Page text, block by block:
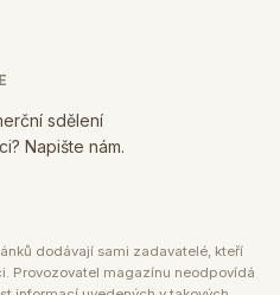
sdělení
Napište nám.
dodávají sami zadavatelé, kteří
Provozovatel magazínu neodpovídá